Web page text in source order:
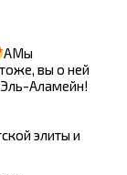
АМы
вы о ней
Эль-Аламейн!
элиты и